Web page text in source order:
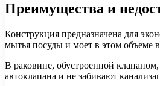
Преимущества и
Конструкция предназначена для
мытья посуды и моет в этом объеме
В раковине, обустроенной
автоклапана и не забивают